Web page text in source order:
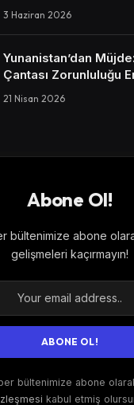
3 Haziran 2026
Yunanistan’dan
Çantası Zorunluluğu
21 Nisan 2026
Abone Ol!
bültenimize abone
gelişmeleri kaçırmayın!
bültenimize abone
kabul etmiş